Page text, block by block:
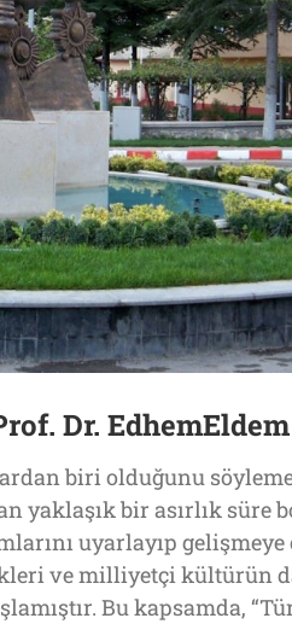
Dr. EdhemEldem
biri olduğunu
yaklaşık bir asırlık süre
uyarlayıp gelişmeye
ve milliyetçi kültürün
Bu kapsamda,